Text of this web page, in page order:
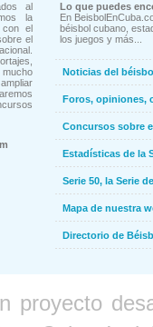
al
la
con el
el
mucho
Lo que puedes
En
béisbol cubano,
los juegos y más...
Noticias del
Foros, opiniones,
Concursos sobre
Estadísticas de la
Serie 50, la Serie
Mapa de nuestra
Directorio de
proyecto